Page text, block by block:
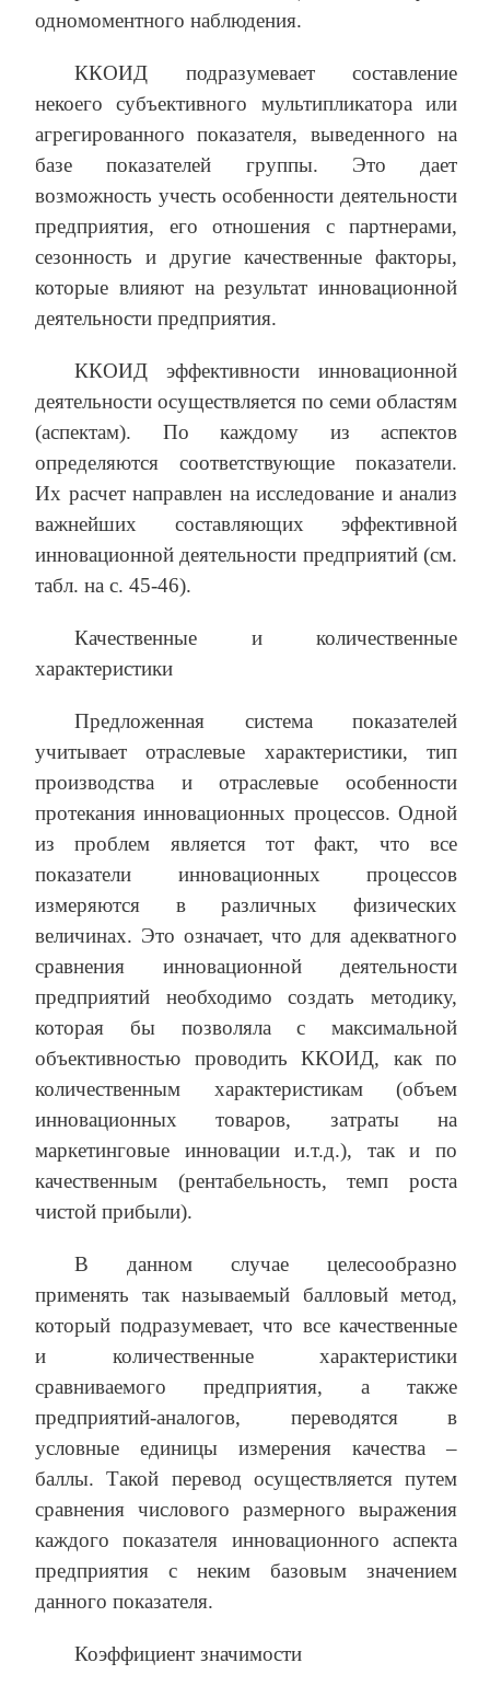
одномоментного наблюдения.
ККОИД подразумевает составление
некоего субъективного мультипликатора или
агрегированного показателя, выведенного на
базе показателей группы. Это дает
возможность учесть особенности деятельности
предприятия, его отношения с партнерами,
сезонность и другие качественные факторы,
которые влияют на результат инновационной
деятельности предприятия.
ККОИД эффективности инновационной
деятельности осуществляется по семи областям
(аспектам). По каждому из аспектов
определяются соответствующие показатели.
Их расчет направлен на исследование и анализ
важнейших составляющих эффективной
инновационной деятельности предприятий (см.
табл. на с. 45-46).
Качественные и количественные
характеристики
Предложенная система показателей
учитывает отраслевые характеристики, тип
производства и отраслевые особенности
протекания инновационных процессов. Одной
из проблем является тот факт, что все
показатели инновационных процессов
измеряются в различных физических
величинах. Это означает, что для адекватного
сравнения инновационной деятельности
предприятий необходимо создать методику,
которая бы позволяла с максимальной
объективностью проводить ККОИД, как по
количественным характеристикам (объем
инновационных товаров, затраты на
маркетинговые инновации и.т.д.), так и по
качественным (рентабельность, темп роста
чистой прибыли).
В данном случае целесообразно
применять так называемый балловый метод,
который подразумевает, что все качественные
и количественные характеристики
сравниваемого предприятия, а также
предприятий-аналогов, переводятся в
условные единицы измерения качества –
баллы. Такой перевод осуществляется путем
сравнения числового размерного выражения
каждого показателя инновационного аспекта
предприятия с неким базовым значением
данного показателя.
Коэффициент значимости